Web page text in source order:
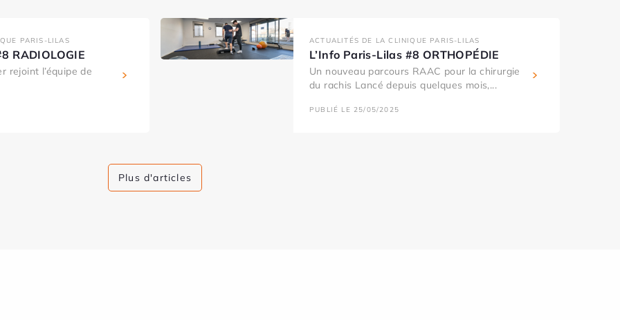
PARIS-LILAS
RADIOLOGIE
rejoint l’équipe de
ACTUALITÉS DE LA CLINIQUE PARIS-LILAS
L’Info Paris-Lilas #8 ORTHOPÉDIE
Un nouveau parcours RAAC pour la chirurgie
du rachis Lancé depuis quelques mois,...
PUBLIÉ LE 25/05/2025
Plus d'articles